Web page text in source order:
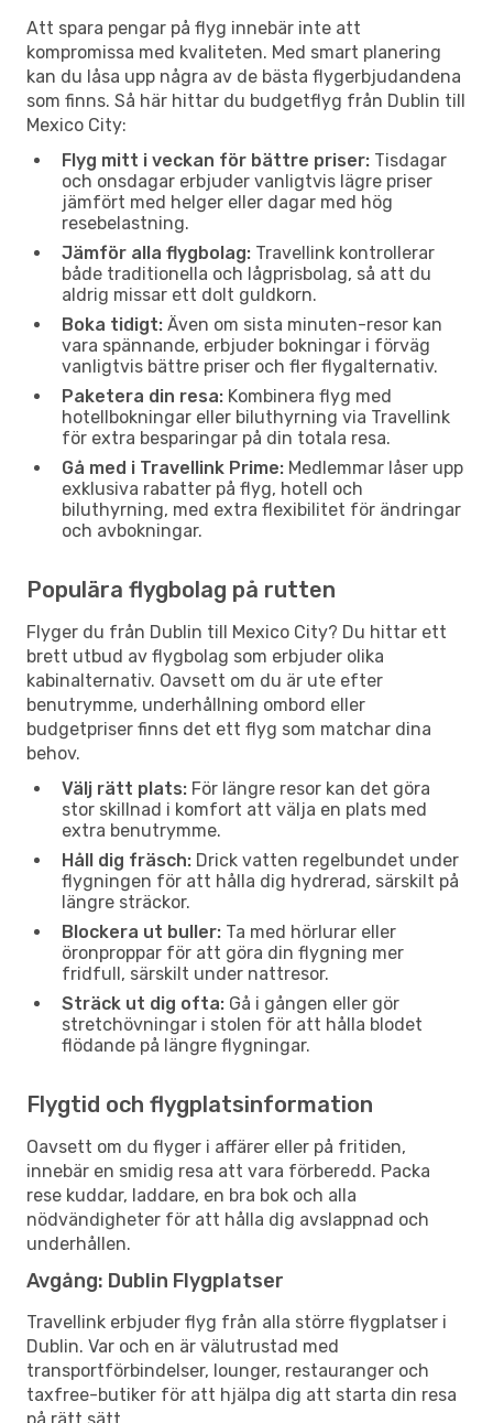
Att spara pengar på flyg innebär inte att
kompromissa med kvaliteten. Med smart planering
kan du låsa upp några av de bästa flygerbjudandena
som finns. Så här hittar du budgetflyg från Dublin till
Mexico City:
Flyg mitt i veckan för bättre priser: Tisdagar
och onsdagar erbjuder vanligtvis lägre priser
jämfört med helger eller dagar med hög
resebelastning.
Jämför alla flygbolag: Travellink kontrollerar
både traditionella och lågprisbolag, så att du
aldrig missar ett dolt guldkorn.
Boka tidigt: Även om sista minuten-resor kan
vara spännande, erbjuder bokningar i förväg
vanligtvis bättre priser och fler flygalternativ.
Paketera din resa: Kombinera flyg med
hotellbokningar eller biluthyrning via Travellink
för extra besparingar på din totala resa.
Gå med i Travellink Prime: Medlemmar låser upp
exklusiva rabatter på flyg, hotell och
biluthyrning, med extra flexibilitet för ändringar
och avbokningar.
Populära flygbolag på rutten
Flyger du från Dublin till Mexico City? Du hittar ett
brett utbud av flygbolag som erbjuder olika
kabinalternativ. Oavsett om du är ute efter
benutrymme, underhållning ombord eller
budgetpriser finns det ett flyg som matchar dina
behov.
Välj rätt plats: För längre resor kan det göra
stor skillnad i komfort att välja en plats med
extra benutrymme.
Håll dig fräsch: Drick vatten regelbundet under
flygningen för att hålla dig hydrerad, särskilt på
längre sträckor.
Blockera ut buller: Ta med hörlurar eller
öronproppar för att göra din flygning mer
fridfull, särskilt under nattresor.
Sträck ut dig ofta: Gå i gången eller gör
stretchövningar i stolen för att hålla blodet
flödande på längre flygningar.
Flygtid och flygplatsinformation
Oavsett om du flyger i affärer eller på fritiden,
innebär en smidig resa att vara förberedd. Packa
rese kuddar, laddare, en bra bok och alla
nödvändigheter för att hålla dig avslappnad och
underhållen.
Avgång: Dublin Flygplatser
Travellink erbjuder flyg från alla större flygplatser i
Dublin. Var och en är välutrustad med
transportförbindelser, lounger, restauranger och
taxfree-butiker för att hjälpa dig att starta din resa